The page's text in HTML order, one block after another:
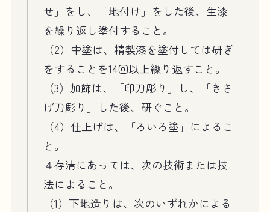
せ」をし、「地付け」をした後、生漆
を繰り返し塗付すること。
（2）中塗は、精製漆を塗付しては研ぎ
をすることを14回以上繰り返すこと。
（3）加飾は、「印刀彫り」し、「きさ
げ刀彫り」した後、研ぐこと。
（4）仕上げは、「ろいろ塗」によるこ
と。
４存清にあっては、次の技術または技
法によること。
（1）下地造りは、次のいずれかによる